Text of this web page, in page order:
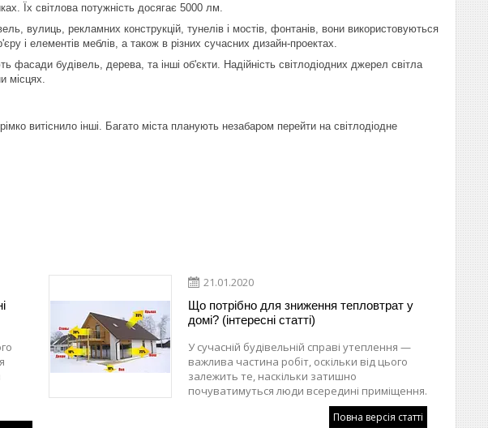
Їх світлова потужність досягає 5000 лм.
вулиць, рекламних конструкцій, тунелів і мостів, фонтанів, вони використовуються
і елементів меблів, а також в різних сучасних дизайн-проектах.
фасади будівель, дерева, та інші об'єкти. Надійність світлодіодних джерел світла
місцях.
витіснило інші. Багато міста планують незабаром перейти на світлодіодне
21.01.2020
Що потрібно для зниження тепловтрат у
домі? (інтересні статті)
У сучасній будівельній справі утеплення —
важлива частина робіт, оскільки від цього
залежить те, наскільки затишно
почуватимуться люди всередині приміщення.
Повна версія статті